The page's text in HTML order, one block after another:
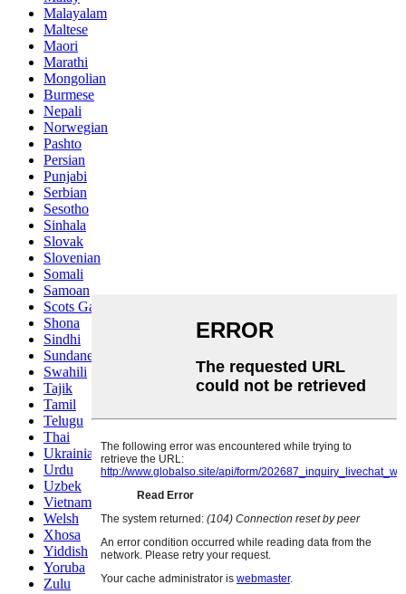
Malayalam
Maltese
Maori
Marathi
Mongolian
Burmese
Nepali
Norwegian
Pashto
Persian
Punjabi
Serbian
Sesotho
Sinhala
Slovak
Slovenian
Somali
Samoan
Scots Gaelic
Shona
Sindhi
Sundanese
Swahili
Tajik
Tamil
Telugu
Thai
Ukrainian
Urdu
Uzbek
Vietnamese
Welsh
Xhosa
Yiddish
Yoruba
Zulu